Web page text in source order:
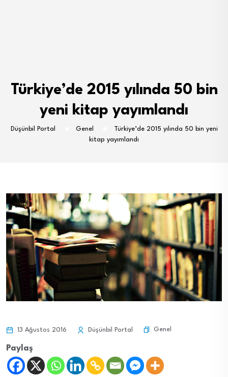
Türkiye’de 2015 yılında 50 bin
yeni kitap yayımlandı
Düşünbil Portal Genel
Türkiye’de 2015 yılında 50 bin yeni
kitap yayımlandı
13 Ağustos 2016 Düşünbil Portal Genel
Paylaş